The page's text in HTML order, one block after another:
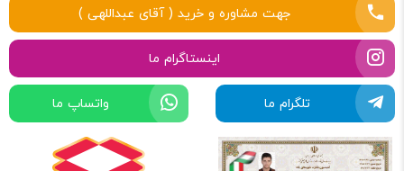
جهت مشاوره و خرید ( آقای عبداللهی )
اینستاگرام ما
تلگرام ما
واتساپ ما